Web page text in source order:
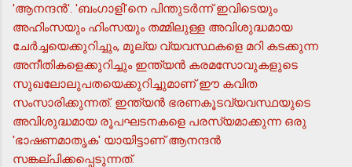
'ആനന്ദന്‍'. 'ബംഗാളി'നെ പിന്തുടര്‍ന്ന് ഇവിടെയും
അഹിംസയും ഹിംസയും തമ്മിലുള്ള അവിശുദ്ധമായ
ചേര്‍ച്ചയെക്കുറിച്ചും, മൂല്യ വ്യവസ്ഥകളെ മറി കടക്കുന്ന
അനീതികളെക്കുറിച്ചും ഇന്ത്യന്‍ കരമസോവുകളുടെ
സുഖലോലുപതയെക്കുറിച്ചുമാണ് ഈ കവിത
സംസാരിക്കുന്നത്. ഇന്ത്യന്‍ ഭരണകൂടവ്യവസ്ഥയുടെ
അവിശുദ്ധമായ രൂപഘടനകളെ പരസ്യമാക്കുന്ന ഒരു
'ഭാഷണമാതൃക' യായിട്ടാണ് ആനന്ദന്‍
സങ്കല്പിക്കപ്പെടുന്നത്.